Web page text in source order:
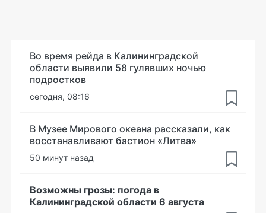
Во время рейда в Калининградской
области выявили 58 гулявших ночью
подростков
сегодня, 08:16
В Музее Мирового океана рассказали, как
восстанавливают бастион «Литва»
50 минут назад
Возможны грозы: погода в
Калининградской области 6 августа